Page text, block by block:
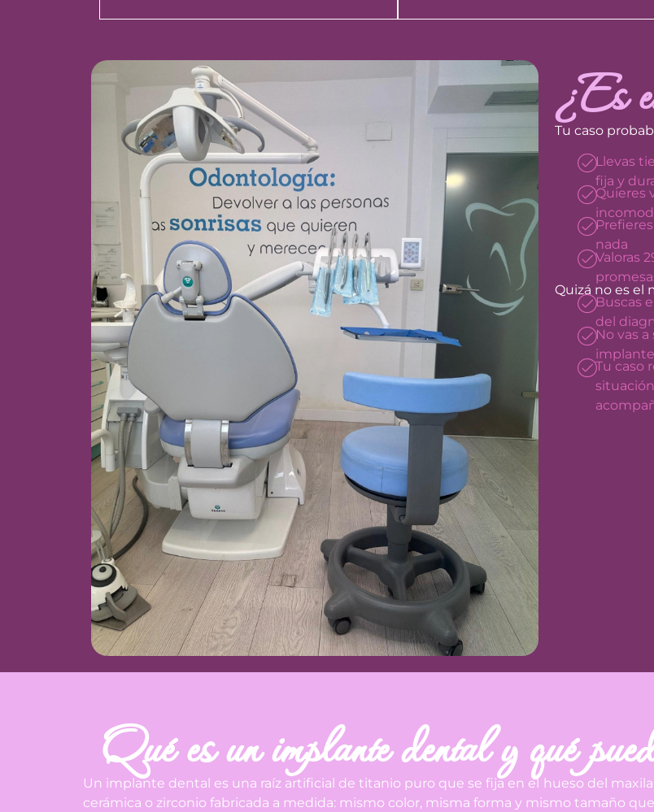
¿Es
Tu caso
Llevas
fija y
Quieres
nada
Valoras
Quizá no es el
Buscas
del
No vas
Tu caso
Qué es un implante dental y qué
Un implante dental es una raíz artificial de titanio puro que se fija en el hueso del
cerámica o zirconio fabricada a medida: mismo color, misma forma y mismo tamaño